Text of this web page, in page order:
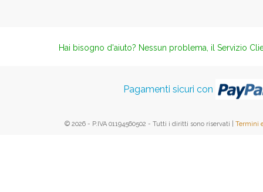
Hai bisogno d'aiuto? Nessun problema, il Servizio
Pagamenti sicuri con
© 2026 - P.IVA 01194560502 - Tutti i diritti sono riservati | Termini